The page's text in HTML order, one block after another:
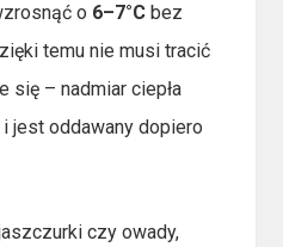
o 6–7°C bez
temu nie musi tracić
się – nadmiar ciepła
jest oddawany dopiero
czy owady,